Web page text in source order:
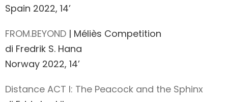
Spain 2022, 14’
FROM.BEYOND | Méliès Competition
di Fredrik S. Hana
Norway 2022, 14’
Distance ACT I: The Peacock and the Sphinx